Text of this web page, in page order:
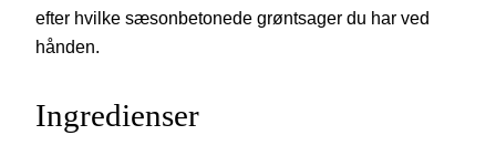
efter hvilke sæsonbetonede grøntsager du har ved
hånden.
Ingredienser